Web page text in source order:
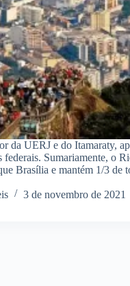
da UERJ e do Itamaraty,
federais. Sumariamente, o
Brasília e mantém 1/3 de
3 de novembro de 2021